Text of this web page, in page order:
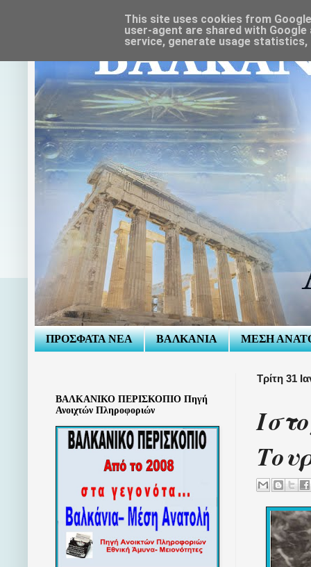
ΠΡΟΣΦΑΤΑ ΝΕΑ ΒΑΛΚΑΝΙΑ ΜΕΣΗ
Τρίτη 31
ΒΑΛΚΑΝΙΚΟ ΠΕΡΙΣΚΟΠΙΟ Πηγή
Ανοιχτών Πληροφοριών
This site uses cookies from
user-agent are shared with
service, generate usage statistics,